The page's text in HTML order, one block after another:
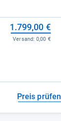
1.799,00 €
Versand:0,00 €
Preis prüfen